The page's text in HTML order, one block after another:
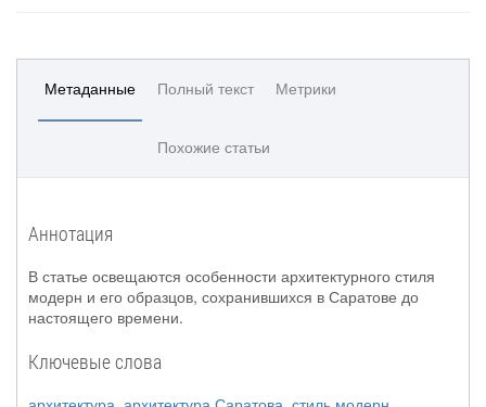
Метаданные Полный текст Метрики
Похожие статьи
Аннотация
В статье освещаются особенности архитектурного стиля
модерн и его образцов, сохранившихся в Саратове до
настоящего времени.
Ключевые слова